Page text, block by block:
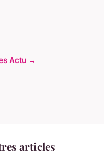
Actu →
articles